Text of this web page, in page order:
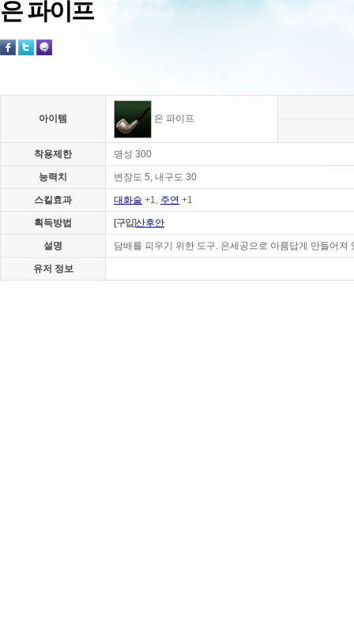
은 파이프
아이템 은 파이프
착용제한 명성 300
능력치 변장도 5, 내구도 30
스킬효과 대화술 +1, 주연 +1
획득방법 [구입]산후안
설명 담배를 피우기 위한 도구. 은세공으로 아름답게 만들어져
유저 정보